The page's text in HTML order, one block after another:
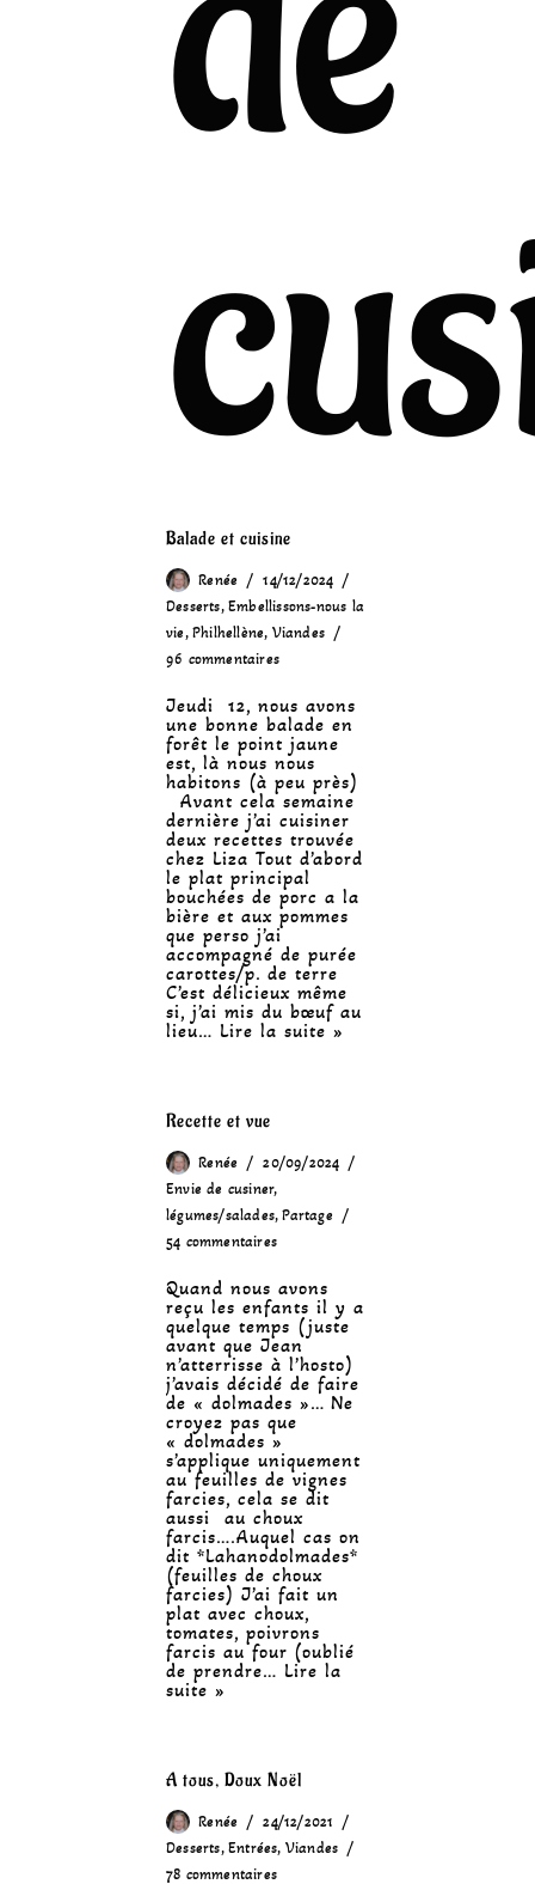
Balade et cuisine
Renée
14/12/2024
Desserts,Embellissons-nous la
vie,Philhellène, Viandes
96 commentaires
Jeudi 12, nous avons
une bonne balade en
forêt le point jaune
est, là nous nous
habitons (à peu près)
Avant cela semaine
dernière j’ai cuisiner
deux recettes trouvée
chez Liza Tout d’abord
le plat principal
bouchées de porc a la
bière et aux pommes
que perso j’ai
accompagné de purée
carottes/p. de terre
C’est délicieux même
si, j’ai mis du bœuf au
lieu… Lire la suite »
Recette et vue
Renée
20/09/2024
Envie de cusiner,
légumes/salades,Partage
54 commentaires
Quand nous avons
reçu les enfants il y a
quelque temps (juste
avant que Jean
n’atterrisse à l’hosto)
j’avais décidé de faire
de « dolmades »… Ne
croyez pas que
« dolmades »
s’applique uniquement
au feuilles de vignes
farcies, cela se dit
aussi au choux
farcis….Auquel cas on
dit *Lahanodolmades*
(feuilles de choux
farcies) J’ai fait un
plat avec choux,
tomates, poivrons
farcis au four (oublié
de prendre… Lire la
suite »
A tous, Doux Noël
Renée
24/12/2021
Desserts,Entrées, Viandes
78 commentaires